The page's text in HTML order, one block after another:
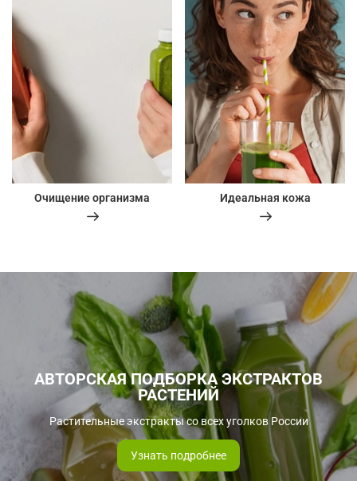
Очищение организма Идеальная кожа
АВТОРСКАЯ ПОДБОРКА ЭКСТРАКТОВ
РАСТЕНИЙ
Растительные экстракты со всех уголков России
Узнать подробнее